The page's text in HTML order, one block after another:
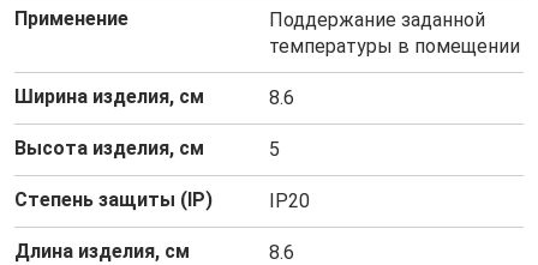
Применение
Поддержание заданной
температуры в помещении
Ширина изделия, см 8.6
Высота изделия, см 5
Степень защиты (IP) IP20
Длина изделия, см 8.6